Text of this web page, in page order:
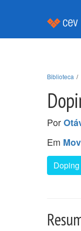
Biblioteca
Por
Em
Doping